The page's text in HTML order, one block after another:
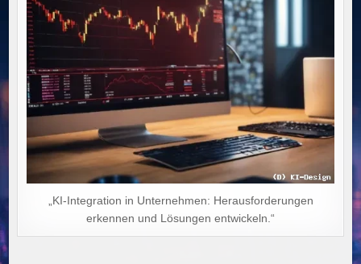
„KI-Integration in Unternehmen: Herausforderungen
erkennen und Lösungen entwickeln.“